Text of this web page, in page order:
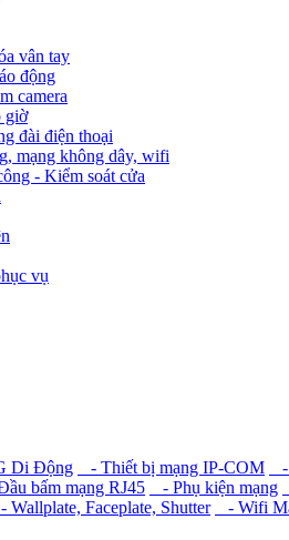
vân tay
động
camera
giờ
đài điện thoại
mạng không dây, wifi
- Kiểm soát cửa
vụ
Di Động - Thiết bị mạng IP-COM -
bấm mạng RJ45 - Phụ kiện mạng
Wallplate, Faceplate, Shutter - Wifi